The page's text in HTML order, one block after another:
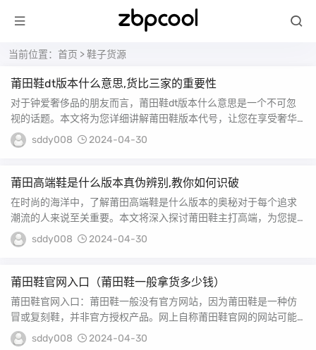
当前位置： 首页 >鞋子货源
莆田鞋dt版本什么意思,货比三家的重要性
对于钟爱奢侈品的朋友而言，莆田鞋dt版本什么意思是一个不可忽
视的话题。本文将为您详细讲解莆田鞋版本代号，让您在享受奢华
的同时，也能保持理...
sddy008 2024-04-30
莆田高端鞋是什么版本真伪辨别,教你如何识破
在时尚的海洋中，了解莆田高端鞋是什么版本的奥秘对于每个追求
潮流的人来说至关重要。本文将深入探讨莆田鞋主打高端，为您提
供宝贵的见解。 莆田...
sddy008 2024-04-30
莆田鞋官网入口（莆田鞋一般拿货多少钱）
莆田鞋官网入口：莆田鞋一般没有官方网站，因为莆田鞋是一种仿
冒或复刻鞋，并非官方授权产品。网上自称莆田鞋官网的网站可能
存在欺诈风险。莆田鞋...
sddy008 2024-04-30